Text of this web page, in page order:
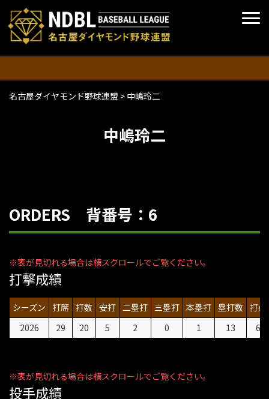
名古屋ダイヤモンド野球連盟 > 中嶋玲二
中嶋玲二
ORDERS 背番号：6
打撃成績
シーズン 打席 打数 安打 二塁打 三塁打 本塁打 塁打数 打点
2026
29 20 5 2 0 1 13 6
投手成績